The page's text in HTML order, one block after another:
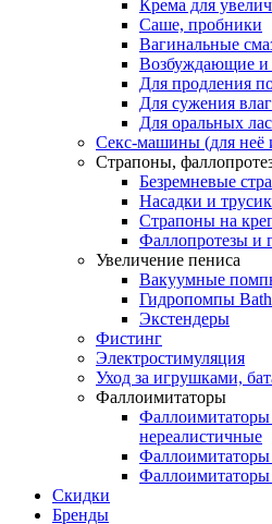
Крема для
Саше, пробники
Вагинальные
Возбуждающие и
Для продления
Для сужения
Для оральных
Секс-машины (для неё
Страпоны,
Безремневые
Насадки и
Страпоны на
Фаллопротезы и
Увеличение пениса
Вакуумные
Гидропомпы
Экстендеры
Фистинг
Электростимуляция
Уход за игрушками,
Фаллоимитаторы
Фаллоимитаторы
нереалистичные
Фаллоимитаторы
Фаллоимитаторы
Скидки
Бренды